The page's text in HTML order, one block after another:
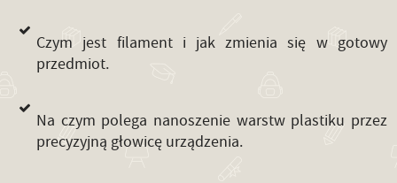
Czym jest filament i jak zmienia się w gotowy
przedmiot.
Na czym polega nanoszenie warstw plastiku przez
precyzyjną głowicę urządzenia.